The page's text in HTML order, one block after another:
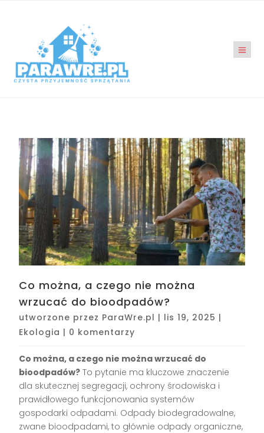
Co można, a czego nie można
wrzucać do bioodpadów?
utworzone przez ParaWre.pl | lis 19, 2025 |
Ekologia | 0 komentarzy
Co można, a czego nie można wrzucać do
bioodpadów? To pytanie ma kluczowe znaczenie
dla skutecznej segregacji, ochrony środowiska i
prawidłowego funkcjonowania systemów
gospodarki odpadami. Odpady biodegradowalne,
zwane bioodpadami, to głównie odpady organiczne,